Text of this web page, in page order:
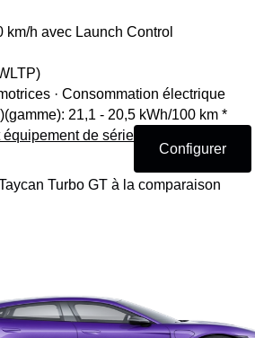
h avec Launch Control
· Consommation électrique
21,1 - 20,5 kWh/100 km *
de série
Configurer
Turbo GT à la comparaison